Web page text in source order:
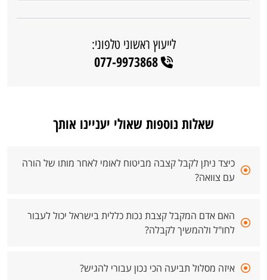
לייעוץ ראשוני טלפוני:
077-9973868
שאלות נוספות שאולי יעניינו אותך
כיצד ניתן לקבל קצבה מביטוח לאומי לאחר מותו של הורה
עם צוואה?
האם אדם המקבל קצבת נכות כללית בישראל יכול לעבור
לחו"ל ולהמשיך לקבלה?
איזה מסלול תביעה הכי נכון עבורי להגיש?